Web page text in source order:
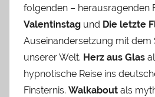
folgenden – herausragenden
Valentinstag und Die letzte
Auseinandersetzung mit dem
unserer Welt. Herz aus Glas
hypnotische Reise ins
Finsternis. Walkabout als